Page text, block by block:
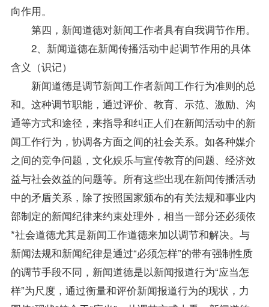
向作用。
第四，新闻道德对新闻工作者具有自我调节作用。
2、新闻道德在新闻传播活动中起调节作用的具体
含义（识记）
新闻道德是调节新闻工作者新闻工作行为准则的总
和。这种调节职能，通过评价、教育、示范、激励、沟
通等方式和途径，来指导和纠正人们在新闻活动中的新
闻工作行为，协调各方面之间的社会关系。如各种媒介
之间的竞争问题，文化娱乐与宣传教育的问题、经济效
益与社会效益的问题等。所有这些出现在新闻传播活动
中的矛盾关系，除了按照国家颁布的有关法规和事业内
部制定的新闻纪律来约束处理外，相当一部分还必须依
*社会道德尤其是新闻工作道德来加以调节和解决。与
新闻法规和新闻纪律是通过“必须怎样”的带有强制性质
的调节手段不同，新闻道德是以新闻报道行为“应当怎
样”为尺度，通过衡量和评价新闻报道行为的现状，力